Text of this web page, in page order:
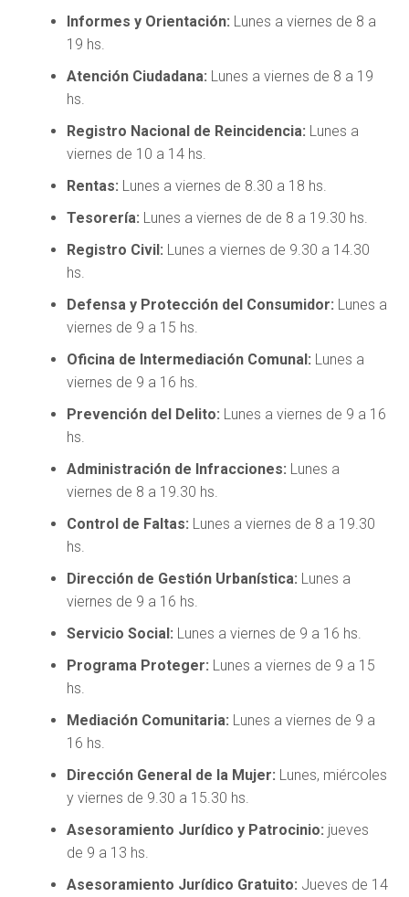
Informes y Orientación: Lunes a viernes de 8 a
19 hs.
Atención Ciudadana: Lunes a viernes de 8 a 19
hs.
Registro Nacional de Reincidencia: Lunes a
viernes de 10 a 14 hs.
Rentas: Lunes a viernes de 8.30 a 18 hs.
Tesorería: Lunes a viernes de de 8 a 19.30 hs.
Registro Civil: Lunes a viernes de 9.30 a 14.30
hs.
Defensa y Protección del Consumidor: Lunes a
viernes de 9 a 15 hs.
Oficina de Intermediación Comunal: Lunes a
viernes de 9 a 16 hs.
Prevención del Delito: Lunes a viernes de 9 a 16
hs.
Administración de Infracciones: Lunes a
viernes de 8 a 19.30 hs.
Control de Faltas: Lunes a viernes de 8 a 19.30
hs.
Dirección de Gestión Urbanística: Lunes a
viernes de 9 a 16 hs.
Servicio Social: Lunes a viernes de 9 a 16 hs.
Programa Proteger: Lunes a viernes de 9 a 15
hs.
Mediación Comunitaria: Lunes a viernes de 9 a
16 hs.
Dirección General de la Mujer: Lunes, miércoles
y viernes de 9.30 a 15.30 hs.
Asesoramiento Jurídico y Patrocinio: jueves
de 9 a 13 hs.
Asesoramiento Jurídico Gratuito: Jueves de 14